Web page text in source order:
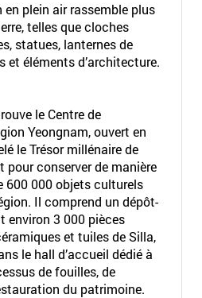
en plein air rassemble plus
telles que cloches
statues, lanternes de
et éléments d’architecture.
le Centre de
Yeongnam, ouvert en
le Trésor millénaire de
pour conserver de manière
600 000 objets culturels
Il comprend un dépôt-
environ 3 000 pièces
et tuiles de Silla,
le hall d’accueil dédié à
de fouilles, de
du patrimoine.